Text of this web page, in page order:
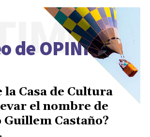
de OPINIÓN
la Casa de Cultura
el nombre de
Guillem Castaño?